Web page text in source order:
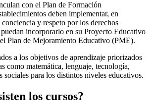
con el Plan de Formación
deben implementar, en
y respeto por los derechos
incorporarlo en su Proyecto Educativo
Plan de Mejoramiento Educativo (PME).
a los objetivos de aprendizaje priorizados
como matemática, lenguaje, tecnología,
sociales para los distintos niveles educativos.
los cursos?